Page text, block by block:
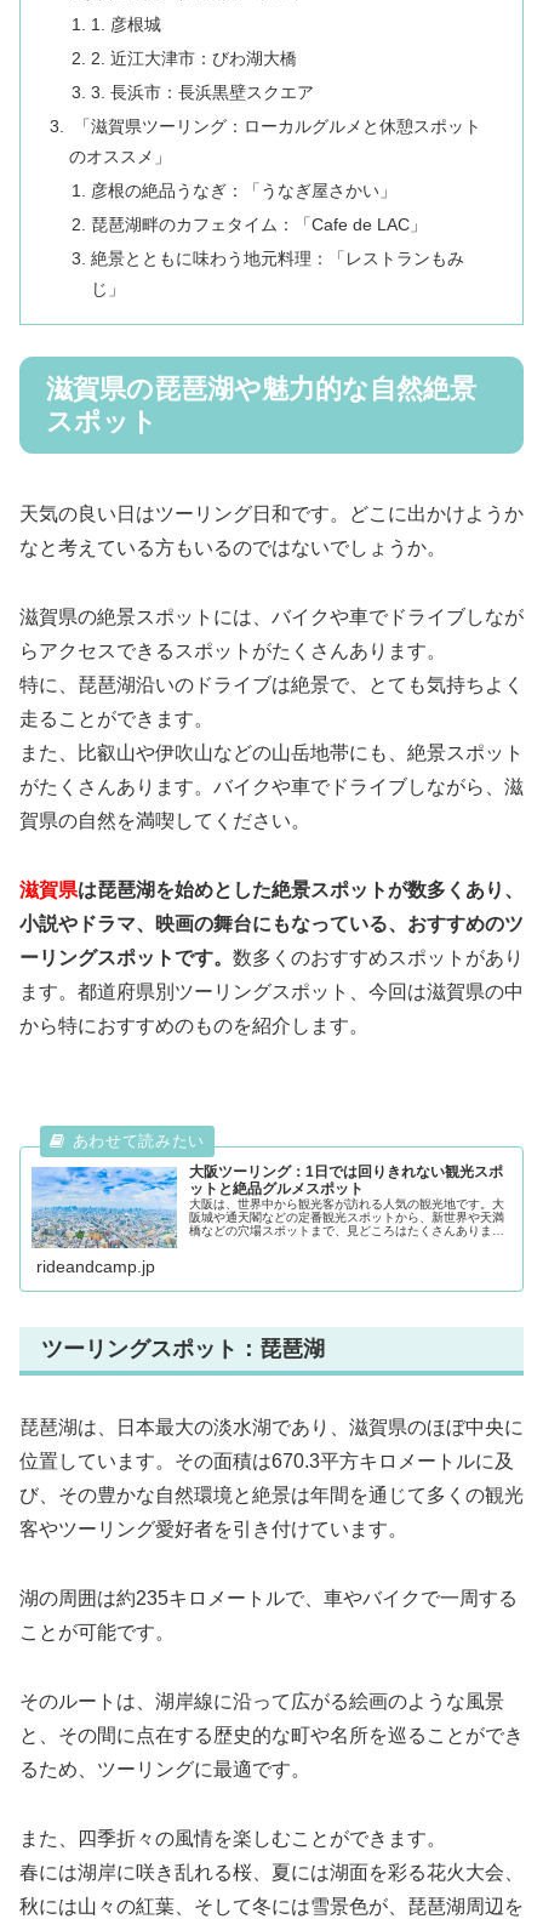
1. 彦根城
2. 近江大津市：びわ湖大橋
3. 長浜市：長浜黒壁スクエア
「滋賀県ツーリング：ローカルグルメと休憩スポット
のオススメ」
彦根の絶品うなぎ：「うなぎ屋さかい」
琵琶湖畔のカフェタイム：「Cafe de LAC」
絶景とともに味わう地元料理：「レストランもみ
じ」
滋賀県の琵琶湖や魅力的な自然絶景
スポット
天気の良い日はツーリング日和です。どこに出かけようか
なと考えている方もいるのではないでしょうか。
滋賀県の絶景スポットには、バイクや車でドライブしなが
らアクセスできるスポットがたくさんあります。
特に、琵琶湖沿いのドライブは絶景で、とても気持ちよく
走ることができます。
また、比叡山や伊吹山などの山岳地帯にも、絶景スポット
がたくさんあります。バイクや車でドライブしながら、滋
賀県の自然を満喫してください。
滋賀県は琵琶湖を始めとした絶景スポットが数多くあり、
小説やドラマ、映画の舞台にもなっている、おすすめのツ
ーリングスポットです。 数多くのおすすめスポットがあり
ます。都道府県別ツーリングスポット、今回は滋賀県の中
から特におすすめのものを紹介します。
大阪ツーリング：1日では回りきれない観光スポ
ットと絶品グルメスポット
大阪は、世界中から観光客が訪れる人気の観光地です。大
阪城や通天閣などの定番観光スポットから、新世界や天満
橋などの穴場スポットまで、見どころはたくさんありま
rideandcamp.jp
ツーリングスポット：琵琶湖
琵琶湖は、日本最大の淡水湖であり、滋賀県のほぼ中央に
位置しています。その面積は670.3平方キロメートルに及
び、その豊かな自然環境と絶景は年間を通じて多くの観光
客やツーリング愛好者を引き付けています。
湖の周囲は約235キロメートルで、車やバイクで一周する
ことが可能です。
そのルートは、湖岸線に沿って広がる絵画のような風景
と、その間に点在する歴史的な町や名所を巡ることができ
るため、ツーリングに最適です。
また、四季折々の風情を楽しむことができます。
春には湖岸に咲き乱れる桜、夏には湖面を彩る花火大会、
秋には山々の紅葉、そして冬には雪景色が、琵琶湖周辺を